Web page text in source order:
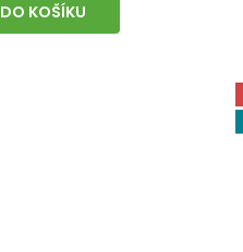
DO KOŠÍKU